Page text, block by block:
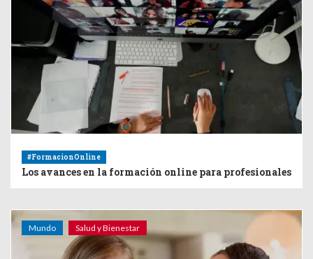
#FormacionOnline
Los avances en la formación online para profesionales
Mundo Salud y Bienestar